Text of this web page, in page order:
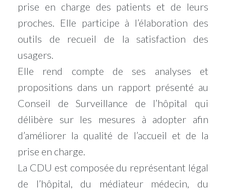
prise en charge des patients et de leurs
proches. Elle participe à l’élaboration des
outils de recueil de la satisfaction des
usagers.
Elle rend compte de ses analyses et
propositions dans un rapport présenté au
Conseil de Surveillance de l’hôpital qui
délibère sur les mesures à adopter afin
d’améliorer la qualité de l’accueil et de la
prise en charge.
La CDU est composée du représentant légal
de l’hôpital, du médiateur médecin, du